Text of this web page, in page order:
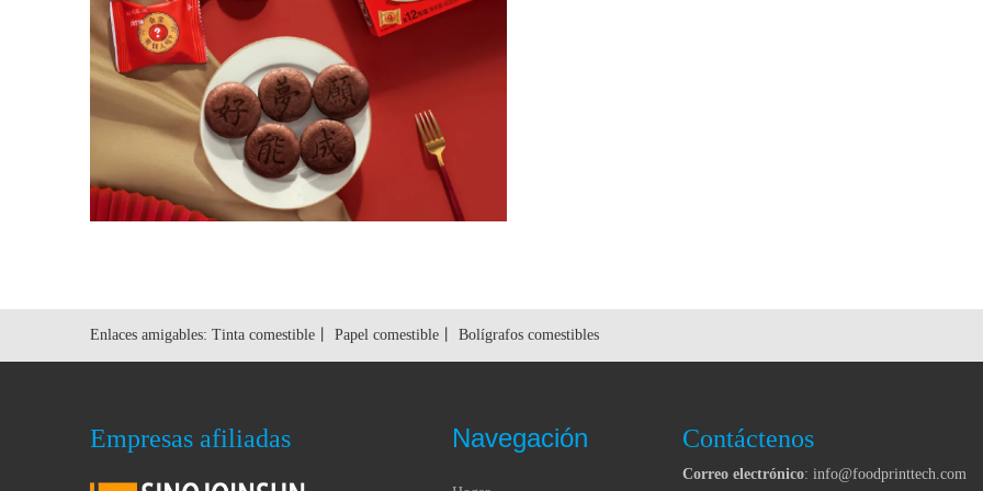
Enlaces amigables: Tinta comestible Papel comestible Bolígrafos comestibles
Empresas afiliadas Navegación Contáctenos
Correo electrónico: info@foodprinttech.com